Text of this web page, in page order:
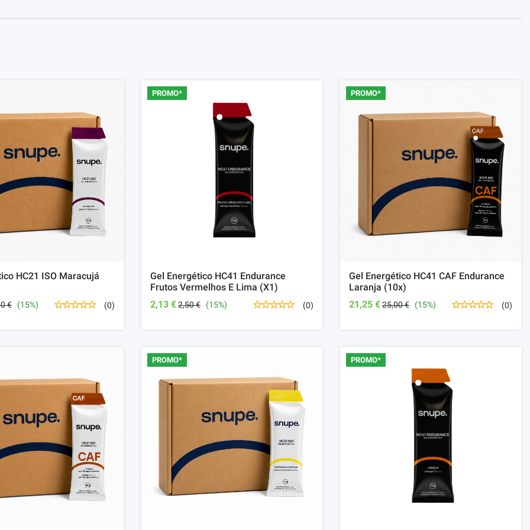
HC21 ISO Maracujá
€ (15%) (0)
PROMO*
Gel Energético HC41 Endurance
Frutos Vermelhos E Lima (x1)
2,13 €2,50 € (15%) (0)
PROMO*
Gel Energético HC41 CAF Endurance
Laranja (10x)
21,25 €25,00 € (15%) (0)
PROMO* PROMO*